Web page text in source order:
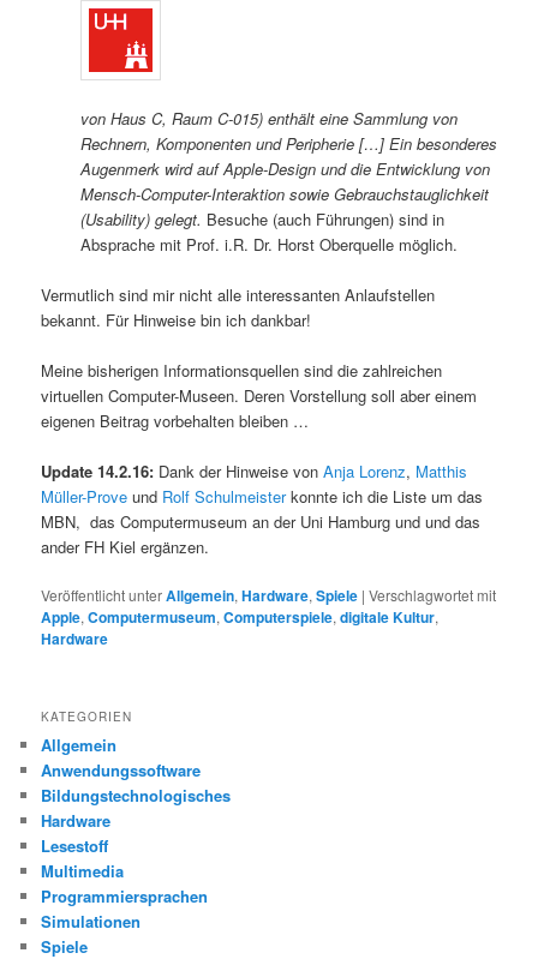
von Haus C, Raum C-015) enthält eine Sammlung von
Rechnern, Komponenten und Peripherie […] Ein besonderes
Augenmerk wird auf Apple-Design und die Entwicklung von
Mensch-Computer-Interaktion sowie Gebrauchstauglichkeit
(Usability) gelegt. Besuche (auch Führungen) sind in
Absprache mit Prof. i.R. Dr. Horst Oberquelle möglich.
Vermutlich sind mir nicht alle interessanten Anlaufstellen
bekannt. Für Hinweise bin ich dankbar!
Meine bisherigen Informationsquellen sind die zahlreichen
virtuellen Computer-Museen. Deren Vorstellung soll aber einem
eigenen Beitrag vorbehalten bleiben …
Update 14.2.16: Dank der Hinweise vonAnja Lorenz, Matthis
Müller-Prove und Rolf Schulmeisterkonnte ich die Liste um das
MBN, das Computermuseum an der Uni Hamburg und und das
ander FH Kiel ergänzen.
Veröffentlicht unterAllgemein,Hardware,Spiele |Verschlagwortet mit
Apple,Computermuseum,Computerspiele,digitale Kultur,
Hardware
KATEGORIEN
Allgemein
Anwendungssoftware
Bildungstechnologisches
Hardware
Lesestoff
Multimedia
Programmiersprachen
Simulationen
Spiele